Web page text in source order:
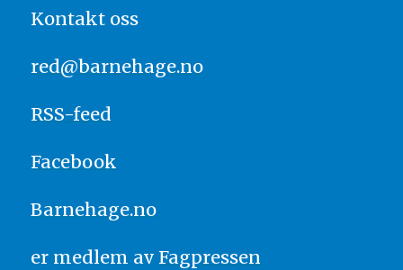
Kontakt oss
red@barnehage.no
RSS-feed
Facebook
Barnehage.no
er medlem av Fagpressen